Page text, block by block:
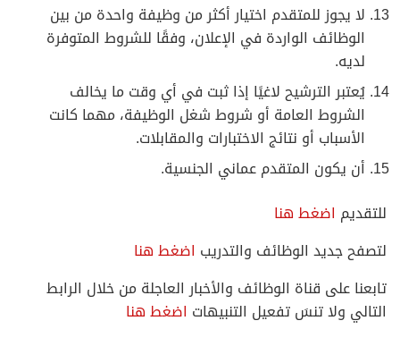
لا يجوز للمتقدم اختيار أكثر من وظيفة واحدة من بين
الوظائف الواردة في الإعلان، وفقًا للشروط المتوفرة
لديه.
يُعتبر الترشيح لاغيًا إذا ثبت في أي وقت ما يخالف
الشروط العامة أو شروط شغل الوظيفة، مهما كانت
الأسباب أو نتائج الاختبارات والمقابلات.
أن يكون المتقدم عماني الجنسية.
للتقديم اضغط هنا
لتصفح جديد الوظائف والتدريب اضغط هنا
تابعنا على قناة الوظائف والأخبار العاجلة من خلال الرابط
التالي ولا تنسَ تفعيل التنبيهات اضغط هنا